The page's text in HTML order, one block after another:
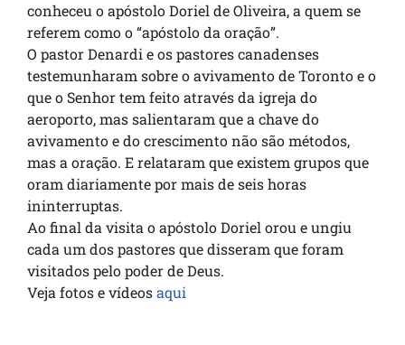
conheceu o apóstolo Doriel de Oliveira, a quem se
referem como o “apóstolo da oração”.
O pastor Denardi e os pastores canadenses
testemunharam sobre o avivamento de Toronto e o
que o Senhor tem feito através da igreja do
aeroporto, mas salientaram que a chave do
avivamento e do crescimento não são métodos,
mas a oração. E relataram que existem grupos que
oram diariamente por mais de seis horas
ininterruptas.
Ao final da visita o apóstolo Doriel orou e ungiu
cada um dos pastores que disseram que foram
visitados pelo poder de Deus.
Veja fotos e vídeosaqui